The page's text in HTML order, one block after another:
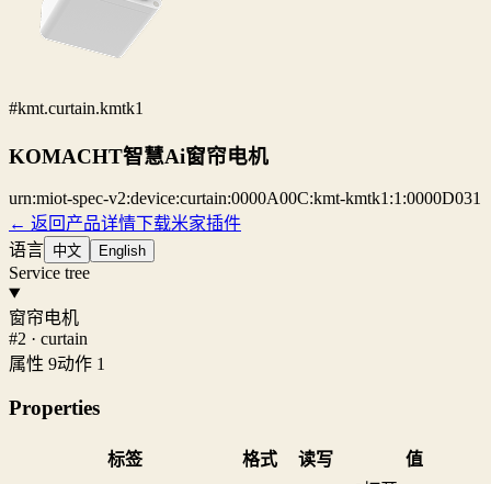
#kmt.curtain.kmtk1
KOMACHT智慧Ai窗帘电机
urn:miot-spec-v2:device:curtain:0000A00C:kmt-kmtk1:1:0000D031
← 返回产品详情下载米家插件
语言 中文 English
Service tree
窗帘电机
#2 · curtain
属性 9动作 1
Properties
标签 格式 读写 值